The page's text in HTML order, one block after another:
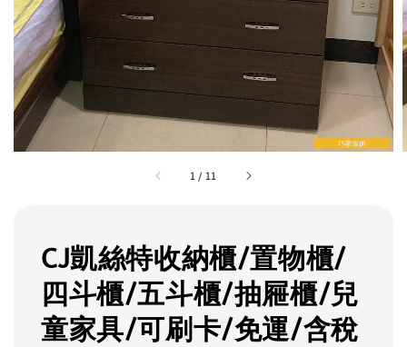
1 / 11
CJ凱絲特收納櫃/置物櫃/
四斗櫃/五斗櫃/抽屜櫃/兒
童家具/可刷卡/免運/含稅